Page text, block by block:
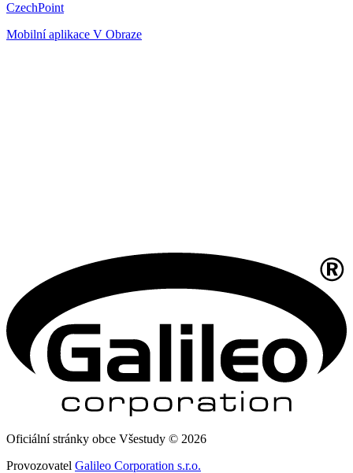
CzechPoint
Mobilní aplikace V Obraze
Oficiální stránky obce Všestudy © 2026
Provozovatel Galileo Corporation s.r.o.